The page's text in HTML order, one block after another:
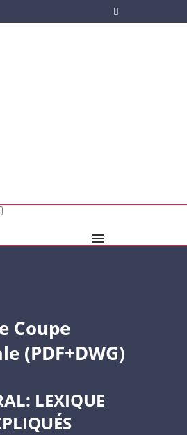
Coupe
(PDF+DWG)
LEXIQUE